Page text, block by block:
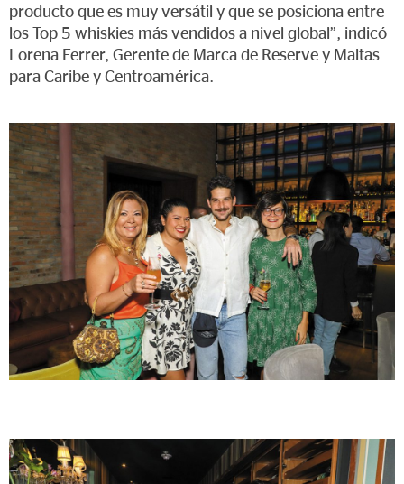
producto que es muy versátil y que se posiciona entre
los Top 5 whiskies más vendidos a nivel global”, indicó
Lorena Ferrer, Gerente de Marca de Reserve y Maltas
para Caribe y Centroamérica.